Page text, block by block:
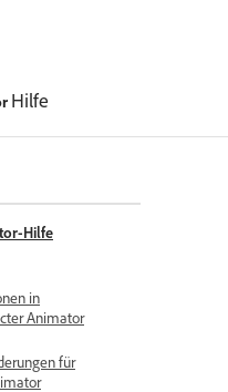
Hilfe
Hilfe
in
Animator
für